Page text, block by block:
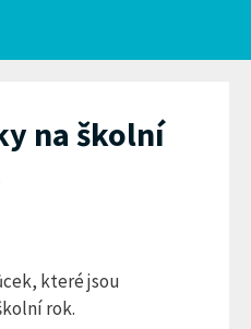
na školní
které jsou
rok.